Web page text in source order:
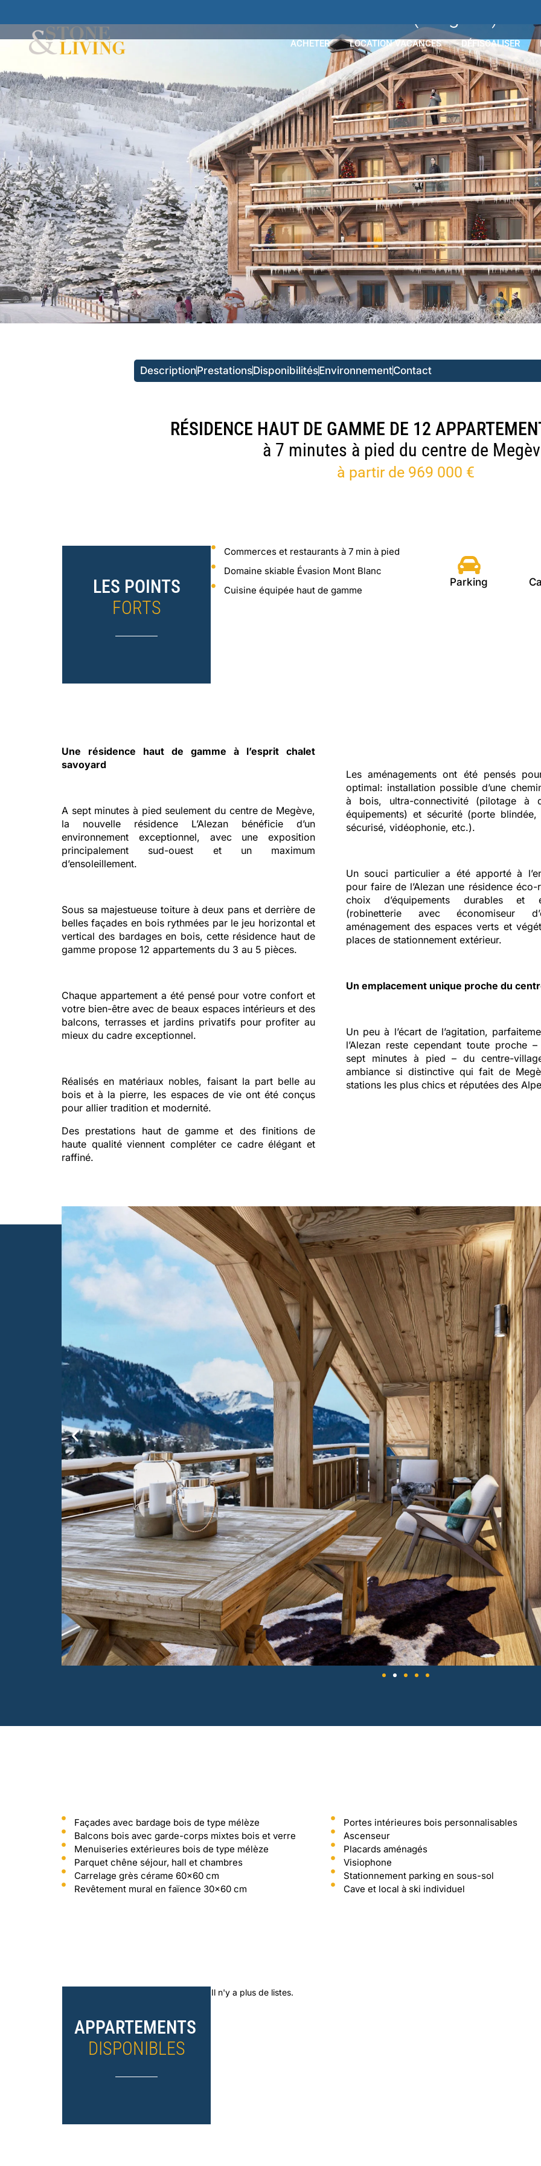
ACHETER LOCATION VACANCES DÉFISCALISER
DescriptionPrestationsDisponibilitésEnvironnementContact
RÉSIDENCE HAUT DE GAMME DE 12
à 7 minutes à pied du centre de
à partir de 969 000 €
LES POINTS
FORTS
Commerces et restaurants à 7 min à pied
Domaine skiable Évasion Mont Blanc
Cuisine équipée haut de gamme
Parking
Une résidence haut de gamme à l’esprit chalet
savoyard
A sept minutes à pied seulement du centre de Megève,
la nouvelle résidence L’Alezan bénéficie d’un
environnement exceptionnel, avec une exposition
principalement sud-ouest et un maximum
d’ensoleillement.
Sous sa majestueuse toiture à deux pans et derrière de
belles façades en bois rythmées par le jeu horizontal et
vertical des bardages en bois, cette résidence haut de
gamme propose 12 appartements du 3 au 5 pièces.
Chaque appartement a été pensé pour votre confort et
votre bien-être avec de beaux espaces intérieurs et des
balcons, terrasses et jardins privatifs pour profiter au
mieux du cadre exceptionnel.
Réalisés en matériaux nobles, faisant la part belle au
bois et à la pierre, les espaces de vie ont été conçus
pour allier tradition et modernité.
Des prestations haut de gamme et des finitions de
haute qualité viennent compléter ce cadre élégant et
raffiné.
Les aménagements ont été pensés
optimal: installation possible d’une
à bois, ultra-connectivité (pilotage à
équipements) et sécurité (porte blindée,
sécurisé, vidéophonie, etc.).
Un souci particulier a été apporté à
pour faire de l’Alezan une résidence éco-
choix d’équipements durables et
(robinetterie avec économiseur
aménagement des espaces verts et
places de stationnement extérieur.
Un emplacement unique proche du
Un peu à l’écart de l’agitation,
l’Alezan reste cependant toute proche
sept minutes à pied – du centre-
ambiance si distinctive qui fait de
stations les plus chics et réputées des
Façades avec bardage bois de type mélèze
Balcons bois avec garde-corps mixtes bois et verre
Menuiseries extérieures bois de type mélèze
Parquet chêne séjour, hall et chambres
Carrelage grès cérame 60x60 cm
Revêtement mural en faïence 30x60 cm
Portes intérieures bois personnalisables
Ascenseur
Placards aménagés
Visiophone
Stationnement parking en sous-sol
Cave et local à ski individuel
APPARTEMENTS
DISPONIBLES
Il n'y a plus de listes.